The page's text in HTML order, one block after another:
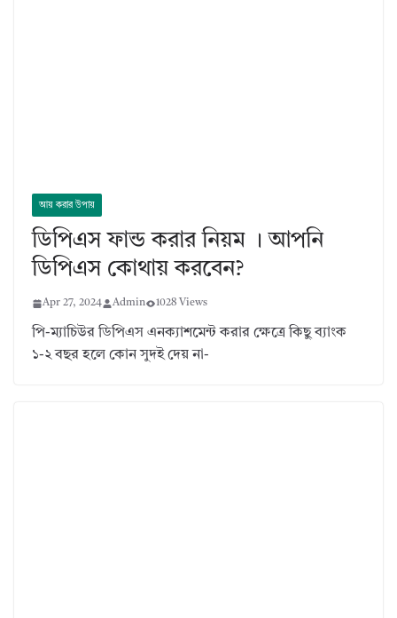
আয় করার উপায়
ডিপিএস ফান্ড করার নিয়ম । আপনি
ডিপিএস কোথায় করবেন?
Apr 27, 2024 Admin 1028 Views
পি-ম্যাচিউর ডিপিএস এনক্যাশমেন্ট করার ক্ষেত্রে কিছু ব্যাংক
১-২ বছর হলে কোন সুদই দেয় না-